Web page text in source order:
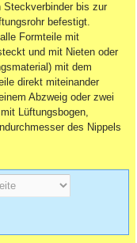
Steckverbinder bis zur
befestigt.
Formteile mit
und mit Nieten oder
mit dem
direkt miteinander
Abzweig oder zwei
Lüftungsbogen,
des Nippels